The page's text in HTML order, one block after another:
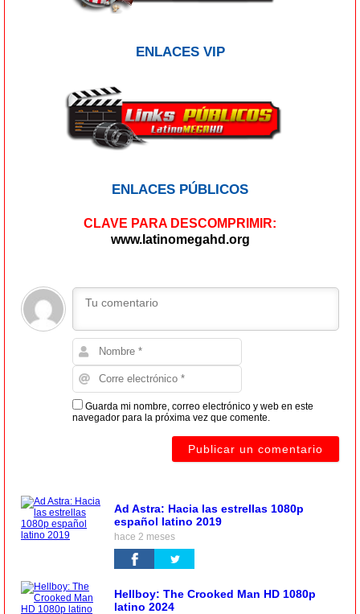
ENLACES VIP
ENLACES PÚBLICOS
CLAVE PARA DESCOMPRIMIR:
www.latinomegahd.org
Guarda mi nombre, correo electrónico y web en este
navegador para la próxima vez que comente.
Ad Astra: Hacia las estrellas 1080p
español latino 2019
hace 2 meses
Hellboy: The Crooked Man HD 1080p
latino 2024